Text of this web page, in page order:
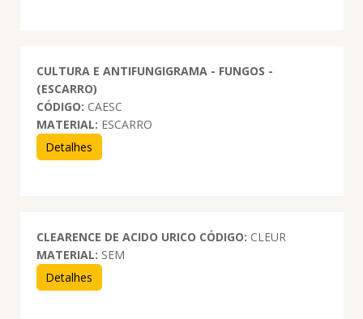
CULTURA E ANTIFUNGIGRAMA - FUNGOS -
(ESCARRO)
CÓDIGO: CAESC
MATERIAL: ESCARRO
Detalhes
CLEARENCE DE ACIDO URICO CÓDIGO: CLEUR
MATERIAL: SEM
Detalhes